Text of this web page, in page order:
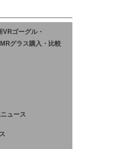
VRゴーグル・
グラス購入・比較
ュース